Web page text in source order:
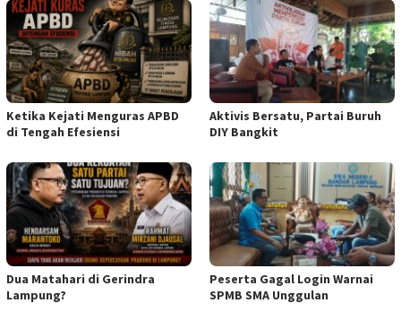
Ketika Kejati Menguras APBD
di Tengah Efesiensi
Aktivis Bersatu, Partai Buruh
DIY Bangkit
Dua Matahari di Gerindra
Lampung?
Peserta Gagal Login Warnai
SPMB SMA Unggulan